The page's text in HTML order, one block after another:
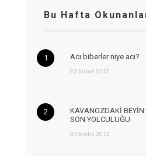
Bu Hafta
Acı biberler niye acı?
02 Şubat 2012
KAVANOZDAKİ
SON YOLCULUĞU
03 Aralık 2012